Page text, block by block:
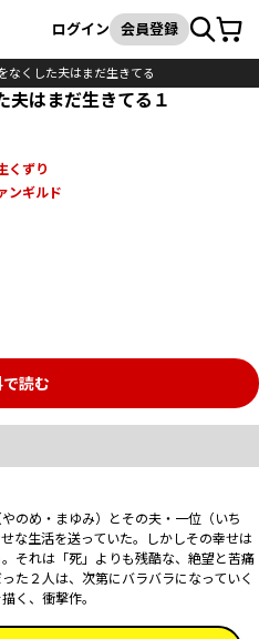
検索
ログイン 会員登録カート
なくした夫はまだ生きてる
夫はまだ生きてる１
くずり
ンギルド
読む
のめ・まゆみ）とその夫・一位（いち
な生活を送っていた。しかしその幸せは
それは「死」よりも残酷な、絶望と苦痛
た２人は、次第にバラバラになっていく
く、衝撃作。